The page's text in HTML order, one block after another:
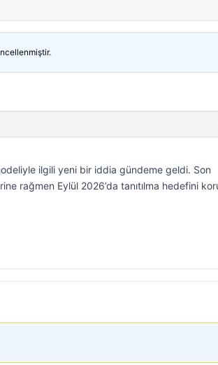
ilgili yeni bir iddia gündeme geldi. Son
rağmen Eylül 2026’da tanıtılma hedefini